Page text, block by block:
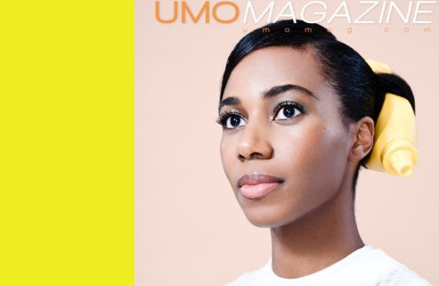
Publicidad